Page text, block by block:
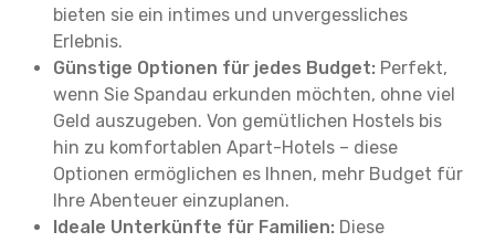
bieten sie ein intimes und unvergessliches
Erlebnis.
Günstige Optionen für jedes Budget: Perfekt,
wenn Sie Spandau erkunden möchten, ohne viel
Geld auszugeben. Von gemütlichen Hostels bis
hin zu komfortablen Apart-Hotels – diese
Optionen ermöglichen es Ihnen, mehr Budget für
Ihre Abenteuer einzuplanen.
Ideale Unterkünfte für Familien: Diese